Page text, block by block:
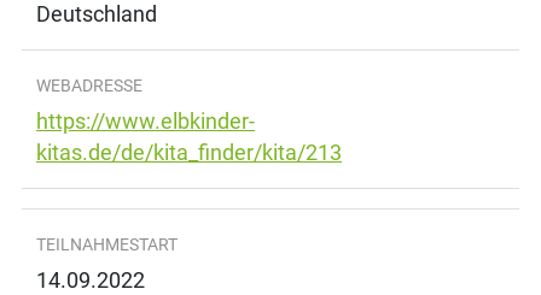
Deutschland
WEBADRESSE
https://www.elbkinder-
kitas.de/de/kita_finder/kita/213
TEILNAHMESTART
14.09.2022